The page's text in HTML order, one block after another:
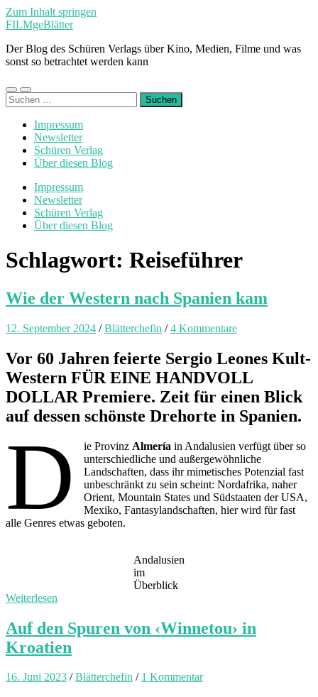
Zum Inhalt springen
FILMgeBlätter
Der Blog des Schüren Verlags über Kino, Medien, Filme und was
sonst so betrachtet werden kann
Mobile-
Menü
Suchfeld
ein-/ausblenden
Suchen
nach:
Impressum
Newsletter
Schüren Verlag
Über diesen Blog
Impressum
Newsletter
Schüren Verlag
Über diesen Blog
Schlagwort: Reiseführer
Wie der Western nach Spanien kam
12. September 2024 /Blätterchefin /4 Kommentare
Vor 60 Jahren feierte Sergio Leones Kult-
Western FÜR EINE HANDVOLL
DOLLAR Premiere. Zeit für einen Blick
auf dessen schönste Drehorte in Spanien.
D ie Provinz Almería in Andalusien verfügt über so
unterschiedliche und außergewöhnliche
Landschaften, dass ihr mimetisches Potenzial fast
unbeschränkt zu sein scheint: Nordafrika, naher
Orient, Mountain States und Südstaaten der USA,
Mexiko, Fantasylandschaften, hier wird für fast
alle Genres etwas geboten.
Andalusien
im
Überblick
Weiterlesen
Auf den Spuren von ‹Winnetou› in
Kroatien
16. Juni 2023 /Blätterchefin / 1 Kommentar